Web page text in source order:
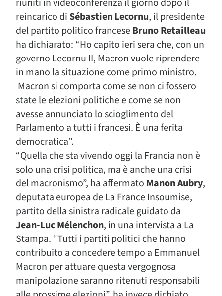
riuniti in videoconferenza il giorno dopo il
reincarico di Sébastien Lecornu, il presidente
del partito politico franceseBruno Retailleau
ha dichiarato: “Ho capito ieri sera che, con un
governo Lecornu II, Macron vuole riprendere
in mano la situazione come primo ministro.
Macron si comporta come se non ci fossero
state le elezioni politiche e come se non
avesse annunciato lo scioglimento del
Parlamento a tutti i francesi. È una ferita
democratica”.
“Quella che sta vivendo oggi la Francia non è
solo una crisi politica, ma è anche una crisi
del macronismo”, ha affermato Manon Aubry,
deputata europea de La France Insoumise,
partito della sinistra radicale guidato da
Jean-Luc Mélenchon, in una intervista a La
Stampa. “Tutti i partiti politici che hanno
contribuito a concedere tempo a Emmanuel
Macron per attuare questa vergognosa
manipolazione saranno ritenuti responsabili